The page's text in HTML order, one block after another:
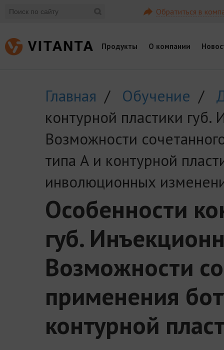
Обратиться в
Продукты О компании
Главная / Обучение /
контурной пластики
Возможности
типа А и контурной
инволюционных
Особенности
губ.
Возможности
применения
контурной